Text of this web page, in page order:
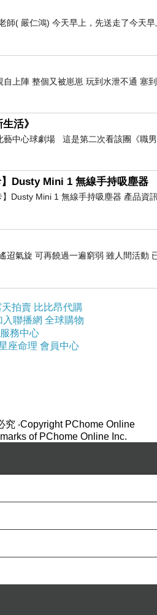
師( 嚴仁鴻) 今天早上，先送走了今天
自上陣 整個又被崽崽 玩到水泄不通
活》
中心球劇場 這是第二次看該團《職
Dusty Mini 1 無線手持吸塵器
Dusty Mini 1 無線手持吸塵器 產品
迢氣旋 可再饒過一遍窮弱 雖人間活動
天拍賣 比比昂代購
入聯播網 全球購物
服務中心
座命理 會員中心
究 ‧Copyright PChome Online
of PChome Online Inc.